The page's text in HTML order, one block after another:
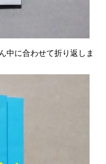
中に合わせて折り返しま